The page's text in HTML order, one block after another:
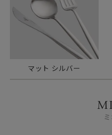
マット シルバー